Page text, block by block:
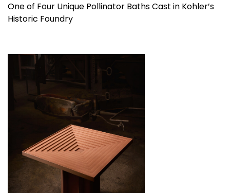
One of Four Unique Pollinator Baths Cast in Kohler’s
Historic Foundry